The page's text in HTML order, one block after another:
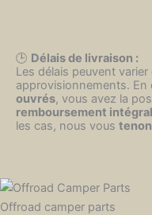
🕒 Délais de livraison :
Les délais peuvent
approvisionnements. En
ouvrés, vous avez la
remboursement intégral
les cas, nous vous
Offroad camper parts